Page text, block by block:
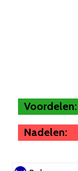
Voordelen:
Nadelen: